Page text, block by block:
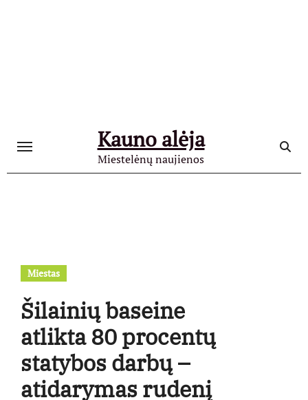
Kauno alėja
Miestelėnų naujienos
Miestas
Šilainių baseine
atlikta 80 procentų
statybos darbų –
atidarymas rudenį